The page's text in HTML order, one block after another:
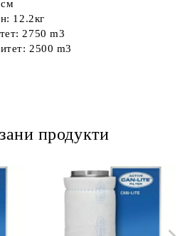
12.2кг
2750 m3
2500 m3
продукти